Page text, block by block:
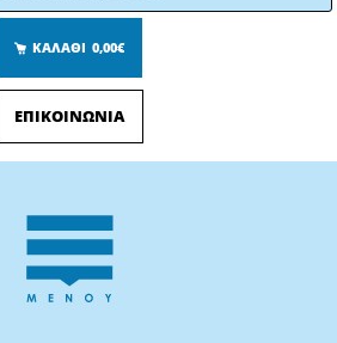
ΚΑΛΑΘΙ 0,00€
ΕΠΙΚΟΙΝΩΝΙΑ
Menu